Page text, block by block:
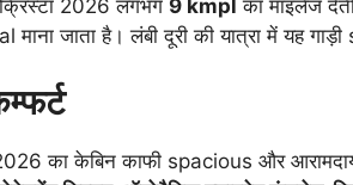
क्रिस्टा 2026 लगभग 9 kmpl का माइलेज
माना जाता है। लंबी दूरी की यात्रा में यह
का केबिन काफी spacious और